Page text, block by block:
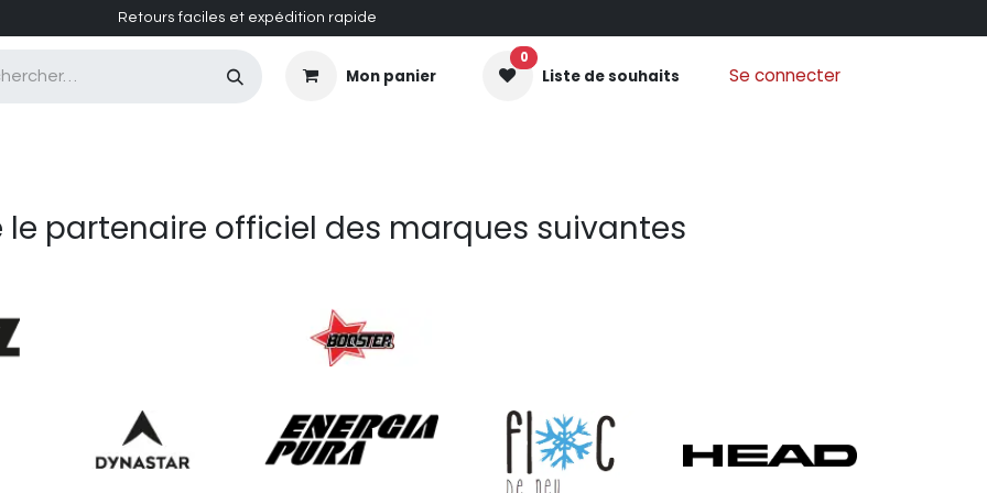
Retours faciles et expédition rapide
Mon panier
0
Liste de souhaits Se connecter
le partenaire officiel des marques suivantes